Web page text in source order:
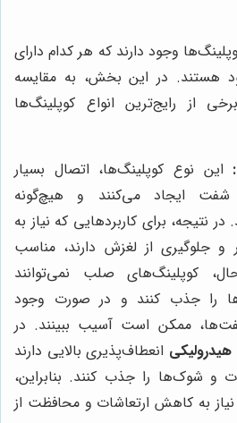
وجود دارند که هر کدام دارای
هستند. در این بخش، به مقایسه
از رایج‌ترین انواع کوپلینگ‌ها
این نوع کوپلینگ‌ها، اتصال بسیار
ایجاد می‌کنند و هیچ‌گونه
در نتیجه، برای کاربردهایی که نیاز به
و جلوگیری از لغزش دارند، مناسب
کوپلینگ‌های صلب نمی‌توانند
را جذب کنند و در صورت وجود
ممکن است آسیب ببینند. در
انعطاف‌پذیری بالایی دارند
و شوک‌ها را جذب کنند. بنابراین،
نیاز به کاهش ارتعاشات و محافظت از